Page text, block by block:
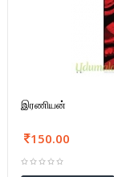
இரணியன்
150.00